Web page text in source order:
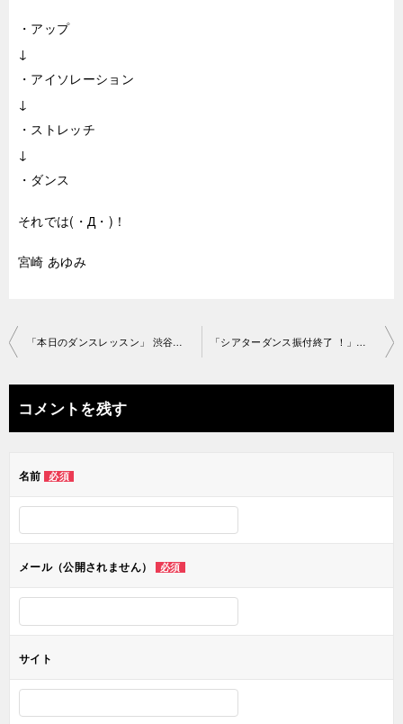
・アップ
↓
・アイソレーション
↓
・ストレッチ
↓
・ダンス
それでは(・Д・)！
宮崎 あゆみ
投
ナ
ビ
ー
ン
コメントを残す
名前 必須
メール（公開されません） 必須
サイト